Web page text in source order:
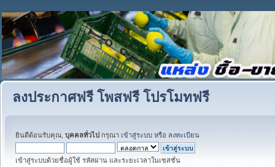
ลงประกาศฟรี โพสฟรี โปรโมทฟรี
ยินดีต้อนรับคุณ, บุคคลทั่วไป กรุณา เข้าสู่ระบบ หรือ ลงทะเบียน
เข้าสู่ระบบด้วยชื่อผู้ใช้ รหัสผ่าน และระยะเวลาในเซสชั่น